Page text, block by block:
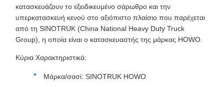
κατασκευάζουν το εξειδικευμένο σάρωθρο και την
υπερκατασκευή κενού στο αξιόπιστο πλαίσιο που παρέχεται
από τη SINOTRUK (China National Heavy Duty Truck
Group), η οποία είναι ο κατασκευαστής της μάρκας HOWO.
Κύρια Χαρακτηριστικά:
Μάρκα/σασί: SINOTRUK HOWO